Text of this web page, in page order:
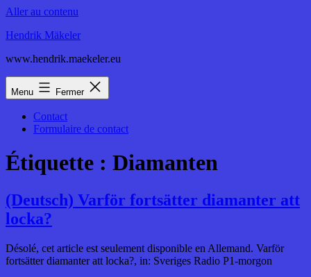
Aller au contenu
Hendrik Mäkeler
www.hendrik.maekeler.eu
Menu Fermer
Contact
Formulaire de contact
Étiquette : Diamanten
(Deutsch) Varför fortsätter diamanter att
locka?
Désolé, cet article est seulement disponible en Allemand. Varför
fortsätter diamanter att locka?, in: Sveriges Radio P1-morgon